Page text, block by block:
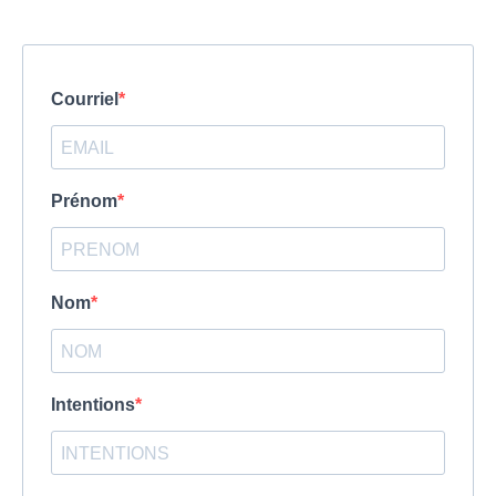
Courriel
Prénom
Nom
Intentions